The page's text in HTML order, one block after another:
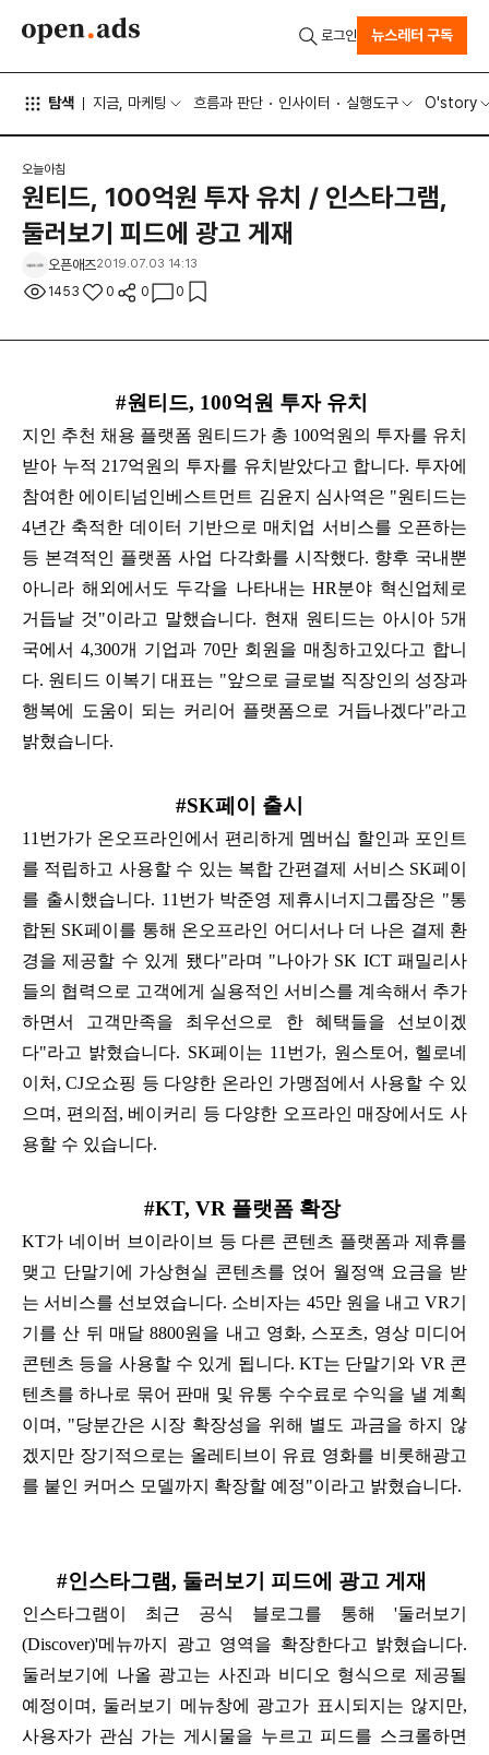
탐색 지금, 마케팅 흐름과 판단 인사이터 실행도구 O'story
로그인 뉴스레터 구독
오늘아침
원티드, 100억원 투자 유치 / 인스타그램,
둘러보기 피드에 광고 게재
오픈애즈2019.07.03 14:13
1453 0 0 0
#원티드, 100억원 투자 유치
지인 추천 채용 플랫폼 원티드가 총 100억원의 투자를 유치
받아 누적 217억원의 투자를 유치받았다고 합니다. 투자에
참여한 에이티넘인베스트먼트 김윤지 심사역은 "원티드는
4년간 축적한 데이터 기반으로 매치업 서비스를 오픈하는
등 본격적인 플랫폼 사업 다각화를 시작했다. 향후 국내뿐
아니라 해외에서도 두각을 나타내는 HR분야 혁신업체로
거듭날 것"이라고 말했습니다. 현재 원티드는 아시아 5개
국에서 4,300개 기업과 70만 회원을 매칭하고있다고 합니
다. 원티드 이복기 대표는 "앞으로 글로벌 직장인의 성장과
행복에 도움이 되는 커리어 플랫폼으로 거듭나겠다"라고
밝혔습니다.
#SK페이 출시
11번가가 온오프라인에서 편리하게 멤버십 할인과 포인트
를 적립하고 사용할 수 있는 복합 간편결제 서비스 SK페이
를 출시했습니다. 11번가 박준영 제휴시너지그룹장은 "통
합된 SK페이를 통해 온오프라인 어디서나 더 나은 결제 환
경을 제공할 수 있게 됐다"라며 "나아가 SK ICT 패밀리사
들의 협력으로 고객에게 실용적인 서비스를 계속해서 추가
하면서 고객만족을 최우선으로 한 혜택들을 선보이겠
다"라고 밝혔습니다. SK페이는 11번가, 원스토어, 헬로네
이처, CJ오쇼핑 등 다양한 온라인 가맹점에서사용할 수 있
으며, 편의점, 베이커리 등 다양한 오프라인 매장에서도 사
용할 수 있습니다.
#KT, VR 플랫폼 확장
KT가 네이버 브이라이브 등 다른 콘텐츠 플랫폼과 제휴를
맺고 단말기에 가상현실 콘텐츠를 얹어 월정액 요금을 받
는 서비스를 선보였습니다. 소비자는 45만 원을 내고 VR기
기를 산 뒤 매달 8800원을 내고 영화, 스포츠, 영상 미디어
콘텐츠 등을 사용할 수 있게 됩니다. KT는 단말기와 VR 콘
텐츠를 하나로 묶어 판매 및 유통 수수료로 수익을 낼 계획
이며, "당분간은 시장 확장성을 위해 별도 과금을 하지 않
겠지만 장기적으로는 올레티브이 유료 영화를 비롯해 광고
를 붙인 커머스 모델까지 확장할 예정"이라고 밝혔습니다.
#인스타그램, 둘러보기 피드에 광고 게재
인스타그램이 최근 공식 블로그를 통해 '둘러보기
(Discover)'메뉴까지 광고 영역을 확장한다고 밝혔습니다.
둘러보기에 나올 광고는 사진과 비디오 형식으로 제공될
예정이며, 둘러보기 메뉴창에 광고가 표시되지는 않지만,
사용자가 관심 가는 게시물을 누르고 피드를 스크롤하면